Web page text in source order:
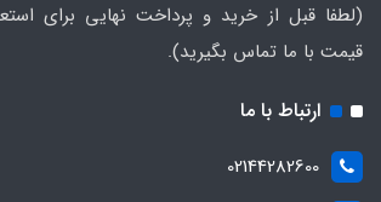
(لطفا قبل از خرید و پرداخت نهایی برای
قیمت با ما تماس بگیرید).
ارتباط با ما
02144282600